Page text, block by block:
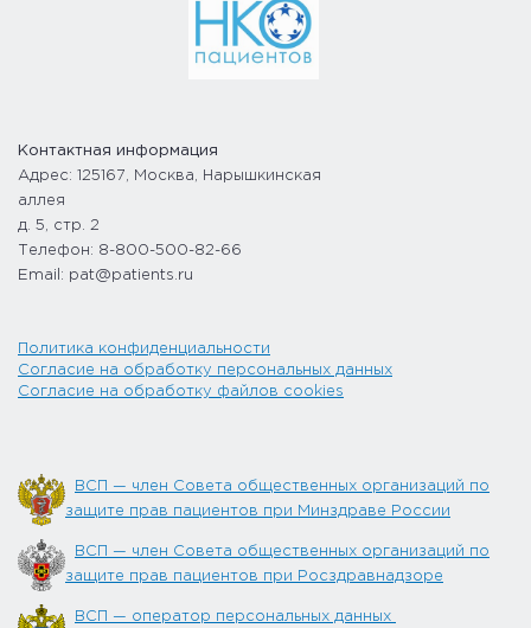
Контактная информация
Адрес: 125167, Москва, Нарышкинская
аллея
д. 5, стр. 2
Телефон: 8-800-500-82-66
Email: pat@patients.ru
Политика конфиденциальности
Согласие на обработку персональных данных
Согласие на обработку файлов cookies
ВСП — член Совета общественных организаций по
защите прав пациентов при Минздраве России
ВСП — член Совета общественных организаций по
защите прав пациентов при Росздравнадзоре
ВСП — оператор персональных данных